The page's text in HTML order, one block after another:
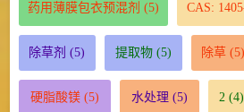
药用薄膜包衣预混剂 (5) CAS:
除草剂 (5) 提取物(5) 除草 (5)
硬脂酸镁(5) 水处理 (5) 2 (4)